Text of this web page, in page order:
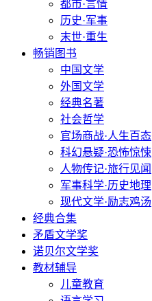
都市·言情
历史·军事
末世·重生
畅销图书
中国文学
外国文学
经典名著
社会哲学
官场商战·人生百态
科幻悬疑·恐怖惊悚
人物传记·旅行见闻
军事科学·历史地理
现代文学·励志鸡汤
经典合集
矛盾文学奖
诺贝尔文学奖
教材辅导
儿童教育